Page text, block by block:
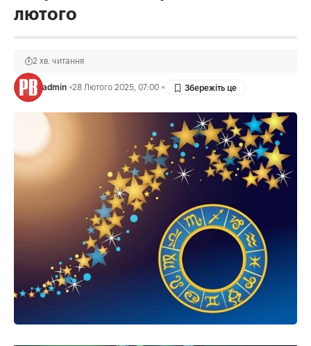
лютого
admin 28 Лютого 2025, 07:00
2 хв. читання